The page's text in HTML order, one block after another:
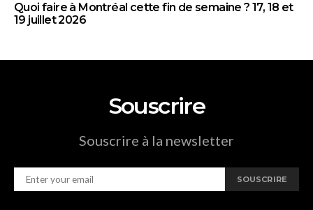
Quoi faire à Montréal cette fin de semaine ? 17, 18 et
19 juillet 2026
Souscrire
Souscrire à la newsletter
SOUSCRIRE